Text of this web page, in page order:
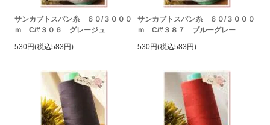
サンカブトスパン糸 ６０/３０００
ｍ C/#３０６ グレージュ
530円(税込583円)
サンカブトスパン糸 ６０/３０００
ｍ C/#３８７ ブルーグレー
530円(税込583円)